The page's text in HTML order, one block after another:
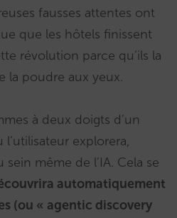
fausses attentes ont
que les hôtels finissent
révolution parce qu’ils la
la poudre aux yeux.
à deux doigts d’un
explorera,
même de l’IA. Cela se
automatiquement
(ou « agentic discovery